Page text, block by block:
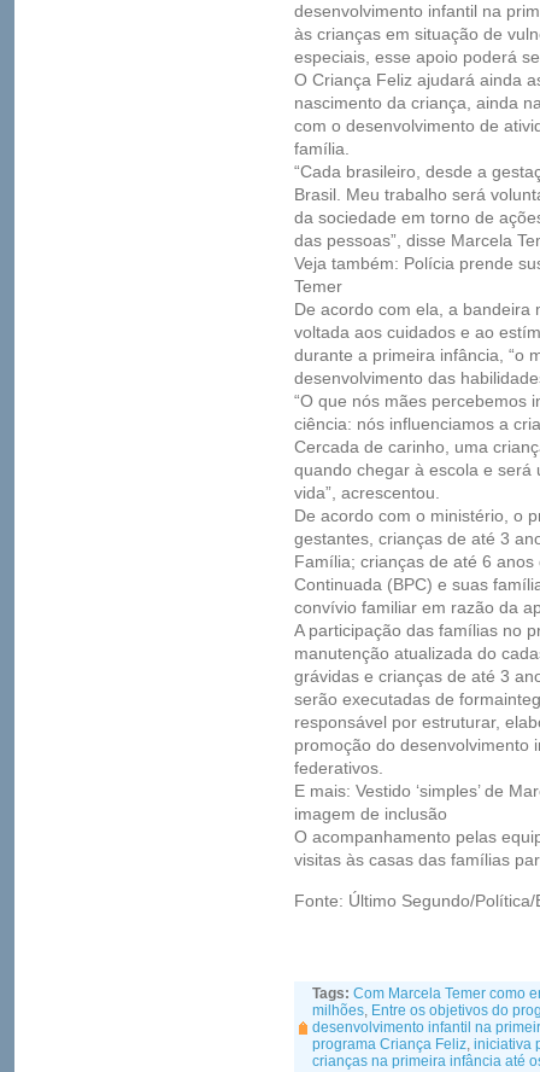
desenvolvimento infantil na
às crianças em situação de
especiais, esse apoio poderá
O Criança Feliz ajudará ainda
nascimento da criança, ainda
com o desenvolvimento de
família.
“Cada brasileiro, desde a
Brasil. Meu trabalho será
da sociedade em torno de
das pessoas”, disse Marcela
Veja também: Polícia prende
Temer
De acordo com ela, a bandeira
voltada aos cuidados e ao
durante a primeira infância, “o
desenvolvimento das
“O que nós mães percebemos
ciência: nós influenciamos a
Cercada de carinho, uma
quando chegar à escola e
vida”, acrescentou.
De acordo com o ministério, o
gestantes, crianças de até 3
Família; crianças de até 6
Continuada (BPC) e suas
convívio familiar em razão da
A participação das famílias no
manutenção atualizada do
grávidas e crianças de até 3
serão executadas de
responsável por estruturar,
promoção do desenvolvimento
federativos.
E mais: Vestido ‘simples’ de
imagem de inclusão
O acompanhamento pelas
visitas às casas das famílias
Fonte: Último Segundo/Política/
Tags: Com Marcela Temer como
milhões, Entre os objetivos do
desenvolvimento infantil na
programa Criança Feliz, iniciativa
crianças na primeira infância até